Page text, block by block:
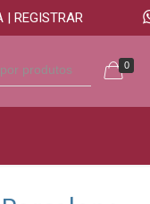
| REGISTRAR
0